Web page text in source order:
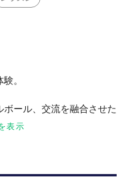
。
ール、交流を融合させた
。
アンバサダーのぴくゆ
表示